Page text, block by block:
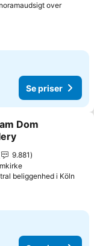
over
Se priser
Dom
9.881
beliggenhed i Köln